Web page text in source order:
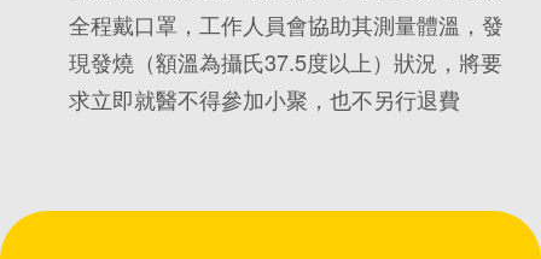
全程戴口罩，工作人員會協助其測量體溫，發
現發燒（額溫為攝氏37.5度以上）狀況，將要
求立即就醫不得參加小聚，也不另行退費